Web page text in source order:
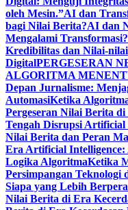
oleh Mesin.”AI dan
bagi Nilai Berita?AI dan
Mengalami Transformasi?
Kredibilitas dan Nilai-
DigitalPERGESERAN
ALGORITMA
Depan Jurnalisme:
AutomasiKetika
Pergeseran Nilai Berita
Tengah Disrupsi Artificial
Nilai Berita dan Peran
Era Artificial
Logika AlgoritmaKetika
Persimpangan Teknologi
Siapa yang Lebih
Nilai Berita di Era